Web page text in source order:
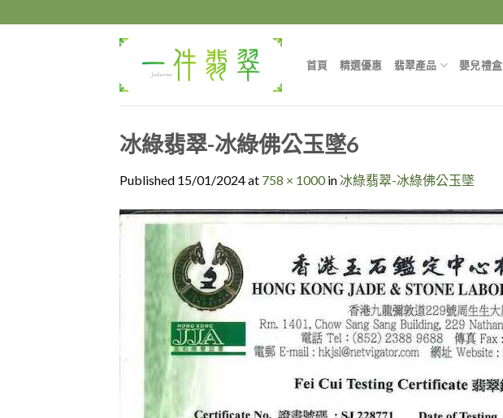
to
首頁 精選優惠 翡翠產品 嬰兒禮盒
冰綠翡翠-冰綠佛公玉墜6
Published 15/01/2024at 758 × 1000in冰綠翡翠-冰綠佛公玉墜